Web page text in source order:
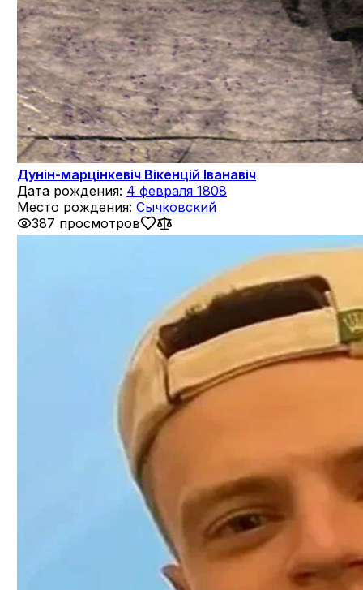
Дунін-марцінкевіч Вікенцій Іванавіч
Дата рождения: 4 февраля 1808
Место рождения: Сычковский
387 просмотров